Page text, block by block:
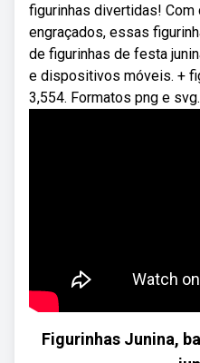
figurinhas divertidas!
engraçados, essas
de figurinhas de festa
e dispositivos móveis. +
3,554. Formatos png e svg.
Figurinhas Junina,